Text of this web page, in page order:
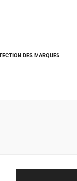
DES MARQUES